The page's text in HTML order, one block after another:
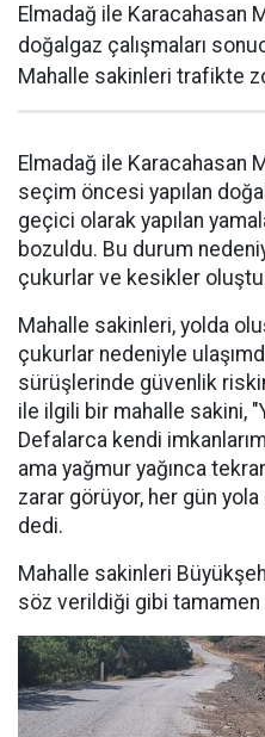
Elmadağ ile Karacahasan
doğalgaz çalışmaları
Mahalle sakinleri trafikte
Elmadağ ile Karacahasan
seçim öncesi yapılan
geçici olarak yapılan
bozuldu. Bu durum
çukurlar ve kesikler
Mahalle sakinleri, yolda
çukurlar nedeniyle
sürüşlerinde güvenlik
ile ilgili bir mahalle sakini,
Defalarca kendi
ama yağmur yağınca
zarar görüyor, her gün
dedi.
Mahalle sakinleri
söz verildiği gibi tamamen